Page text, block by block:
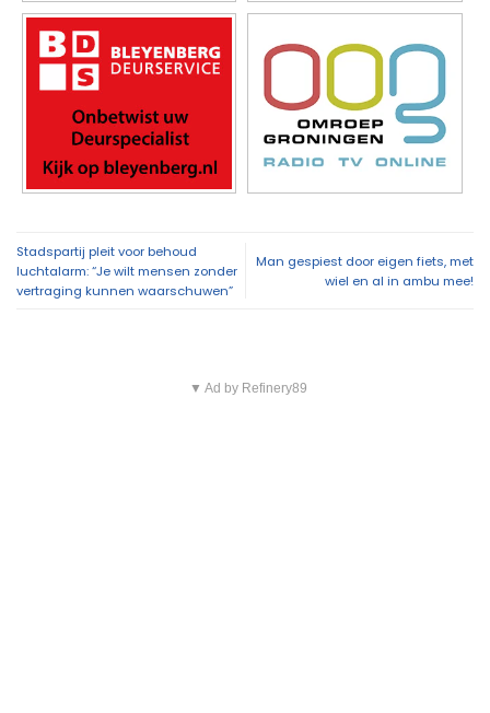
Stadspartij pleit voor behoud
luchtalarm: “Je wilt mensen zonder
vertraging kunnen waarschuwen”
Man gespiest door eigen fiets, met
wiel en al in ambu mee!
▼ Ad by Refinery89